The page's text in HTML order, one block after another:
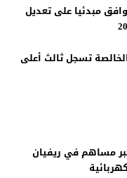
مبدئيا على تعديل
تسجل ثالث أعلى
مساهم في ريفيان